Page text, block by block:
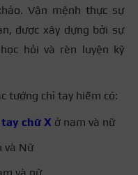
đường chỉ tay tạo
vì độ hiếm này
mệnh đặc biệt.
trường sống, trạng
và những nỗ lực học
từng giai đoạn cuộc
Vận mệnh thực sự
được xây dựng bởi sự
hỏi và rèn luyện kỹ
tướng chỉ tay hiếm có:
chữ X ở nam và nữ
và Nữ
và nữ